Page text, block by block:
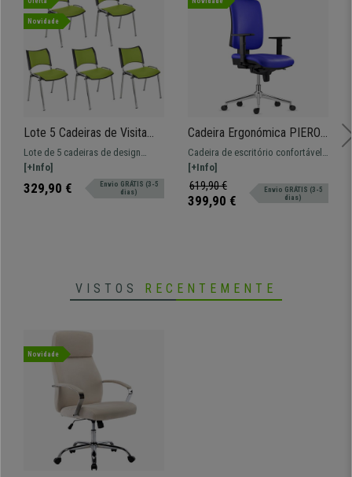
Novidade
Lote 5 Cadeiras de Visita
ROMEL PELE, Prática e
Empilhável, Pernas
Cromadas, Verde
Lote de 5 cadeiras de design
prático e versátil ROMEL.
Confortável, resistente e com
design moderno.
[+Info]
329,90 €
Envio GRÁTIS (3-5
dias)
Cadeira Ergonómica PIERO,
Máxima Comodidade, Base
Metálica, Pele Sintética,
Azul
Cadeira de escritório confortável
e ergonómica. Acolchoado de alta
densidade, apoia cabeças e
braços ajustáveis.
[+Info]
619,90 €
399,90 €
Envio GRÁTIS (3-5
dias)
VISTOS RECENTEMENTE
Novidade